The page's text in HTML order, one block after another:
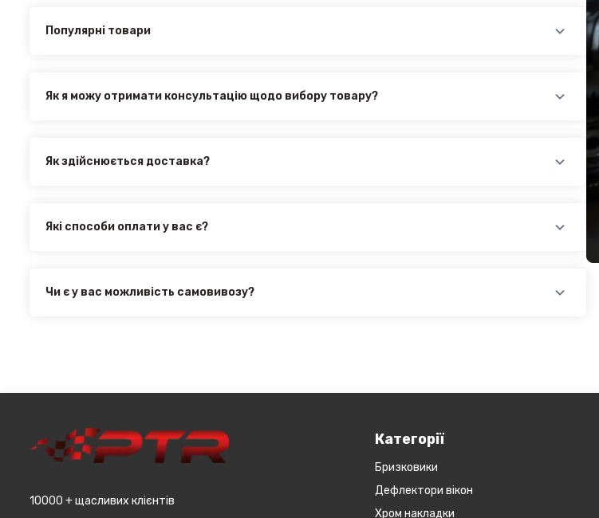
Популярні товари
Як я можу отримати консультацію щодо вибору товару?
Як здійснюється доставка?
Нова Пошта (термін доставки 1 - 3 дні)
Укр. Пошта (термін доставки 1 - 3 дні за повною передоплатою) для великогабаритного
при мінімальній сумі замовлення від 3000 грн. Дана пропозиція не поширюється на
Які способи оплати у вас є?
Чи є у вас можливість самовивозу?
10000 + щасливих клієнтів
Категорії
Бризковики
Дефлектори вікон
Хром накладки